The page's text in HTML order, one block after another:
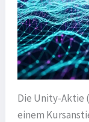
Die Unity-Aktie
einem